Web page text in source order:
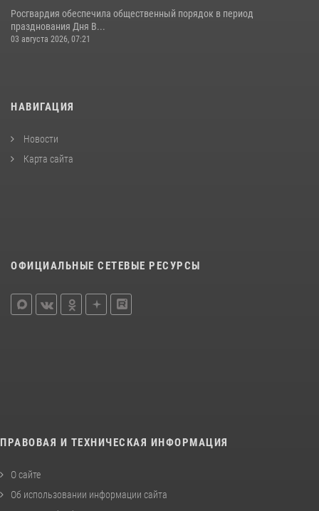
Росгвардия обеспечила общественный порядок в период
празднования Дня В...
03 августа 2026, 07:21
НАВИГАЦИЯ
Новости
Карта сайта
ОФИЦИАЛЬНЫЕ СЕТЕВЫЕ РЕСУРСЫ
ПРАВОВАЯ И ТЕХНИЧЕСКАЯ ИНФОРМАЦИЯ
О сайте
Об использовании информации сайта